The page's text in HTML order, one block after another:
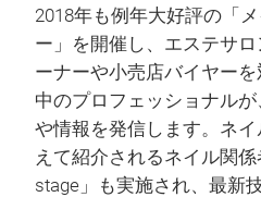
2018年も例年大好評の「
ー」を開催し、エステサ
ーナーや小売店バイヤー
中のプロフェッショナル
や情報を発信します。ネ
えて紹介されるネイル関
stage」も実施され、最新